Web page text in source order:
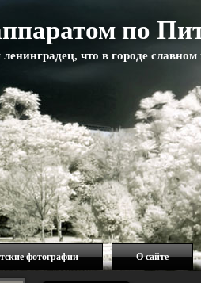
по
ленинградец, что в городе
фотографии О сайте